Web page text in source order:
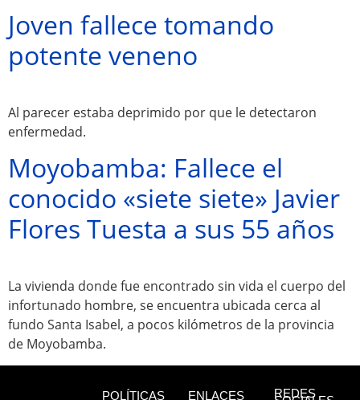
Atractivos
Moyobamba, está
lleno de atractivos
¡Descúbrelos!
Joven fallece tomando
potente veneno
Al parecer estaba deprimido por que le detectaron
enfermedad.
Moyobamba: Fallece el
conocido «siete siete» Javier
Flores Tuesta a sus 55 años
La vivienda donde fue encontrado sin vida el cuerpo del
infortunado hombre, se encuentra ubicada cerca al
fundo Santa Isabel, a pocos kilómetros de la provincia
de Moyobamba.
POLÍTICAS ENLACES REDES